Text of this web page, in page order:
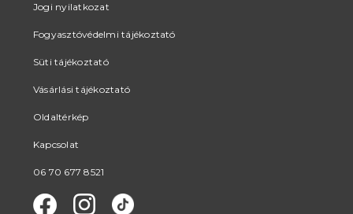
Jogi nyilatkozat
Fogyasztóvédelmi tájékoztató
Süti tájékoztató
Vásárlási tájékoztató
Oldaltérkép
Kapcsolat
06 70 677 8521